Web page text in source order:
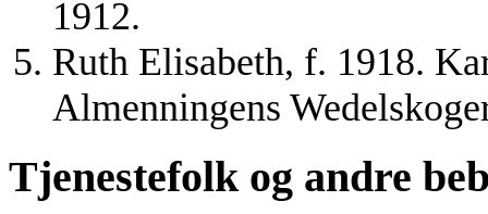
1912.
Ruth Elisabeth, f. 1918.
Almenningens
Tjenestefolk og andre